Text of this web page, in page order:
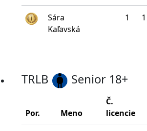
Sára
Kaľavská
1 1
TRLB Senior 18+
Por. Meno
Č.
licencie